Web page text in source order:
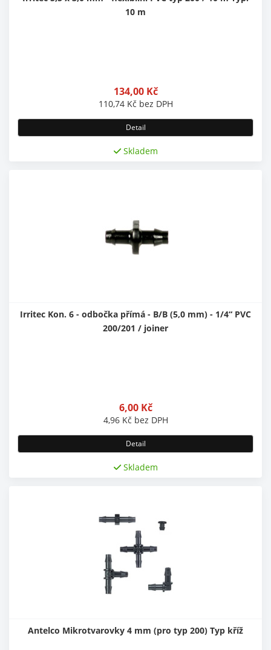
10 m
134,00 Kč
110,74 Kč bez DPH
Detail
Skladem
Irritec Kon. 6 - odbočka přímá - B/B (5,0 mm) - 1/4“ PVC
200/201 / joiner
6,00 Kč
4,96 Kč bez DPH
Detail
Skladem
Antelco Mikrotvarovky 4 mm (pro typ 200) Typ kříž